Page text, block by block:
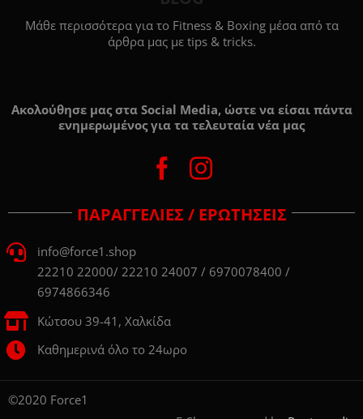
Μάθε περισσότερα για το Fitness & Boxing μέσα από τα
άρθρα μας με tips & tricks.
Ακολούθησε μας στα Social Media, ώστε να είσαι πάντα
ενημερωμένος για τα τελευταία νέα μας
ΠΑΡΑΓΓΕΛΙΕΣ / ΕΡΩΤΗΣΕΙΣ
info@force1.shop
22210 22000/ 22210 24007 / 6970078400 /
6974866346
Κώτσου 39-41, Χαλκίδα
Καθημερινά όλο το 24ωρο
©2020 Force1